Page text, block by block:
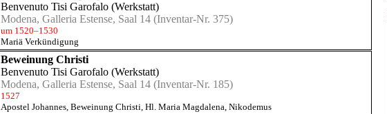
Benvenuto Tisi Garofalo (Werkstatt)
Modena, Galleria Estense, Saal 14 (Inventar-Nr. 375)
um 1520–1530
Mariä Verkündigung
Beweinung Christi
Benvenuto Tisi Garofalo (Werkstatt)
Modena, Galleria Estense, Saal 14 (Inventar-Nr. 185)
1527
Apostel Johannes, Beweinung Christi, Hl. Maria Magdalena, Nikodemus